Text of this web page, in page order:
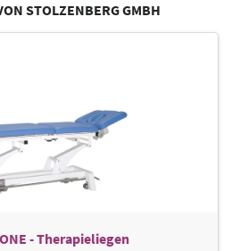
STOLZENBERG GMBH
- Therapieliegen